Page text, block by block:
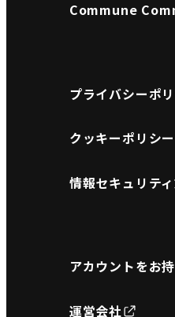
Commune
プライバシーポ
クッキーポリシー
情報セキュリテ
アカウントをお
運営会社